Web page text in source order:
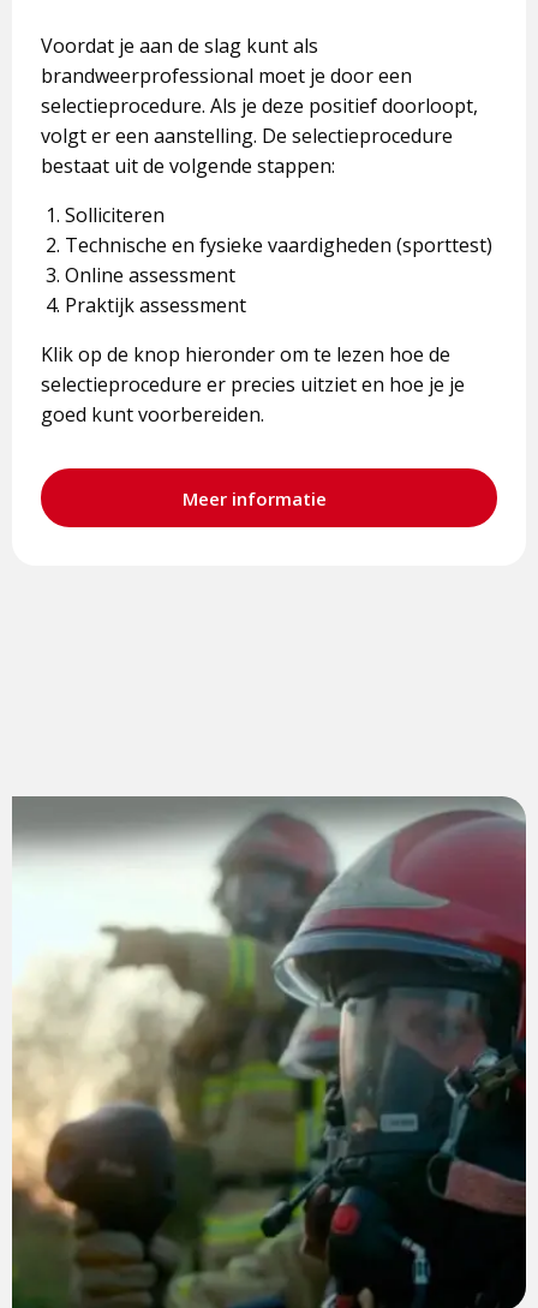
Voordat je aan de slag kunt als
brandweerprofessional moet je door een
selectieprocedure. Als je deze positief doorloopt,
volgt er een aanstelling. De selectieprocedure
bestaat uit de volgende stappen:
Solliciteren
Technische en fysieke vaardigheden (sporttest)
Online assessment
Praktijk assessment
Klik op de knop hieronder om te lezen hoe de
selectieprocedure er precies uitziet en hoe je je
goed kunt voorbereiden.
Meer informatie